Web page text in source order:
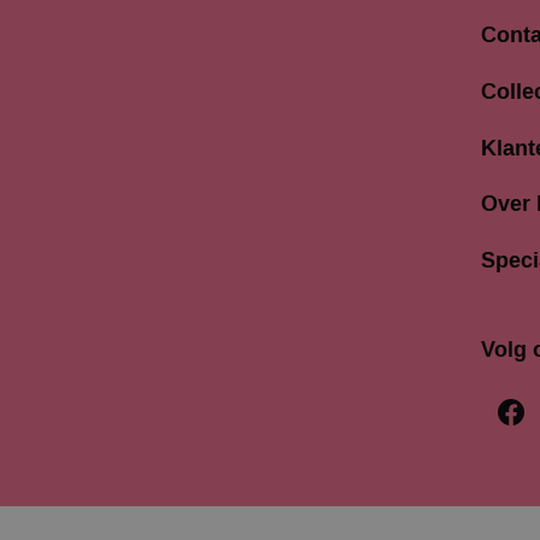
033
Over
Volg